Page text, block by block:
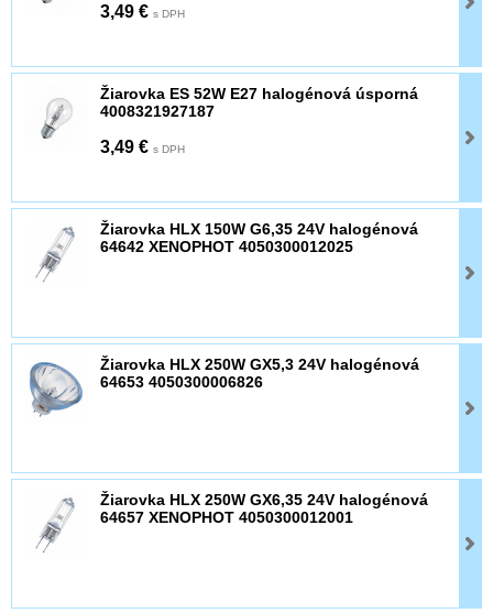
3,49 € s DPH
Žiarovka ES 52W E27 halogénová úsporná
4008321927187
3,49 € s DPH
Žiarovka HLX 150W G6,35 24V halogénová
64642 XENOPHOT 4050300012025
Žiarovka HLX 250W GX5,3 24V halogénová
64653 4050300006826
Žiarovka HLX 250W GX6,35 24V halogénová
64657 XENOPHOT 4050300012001